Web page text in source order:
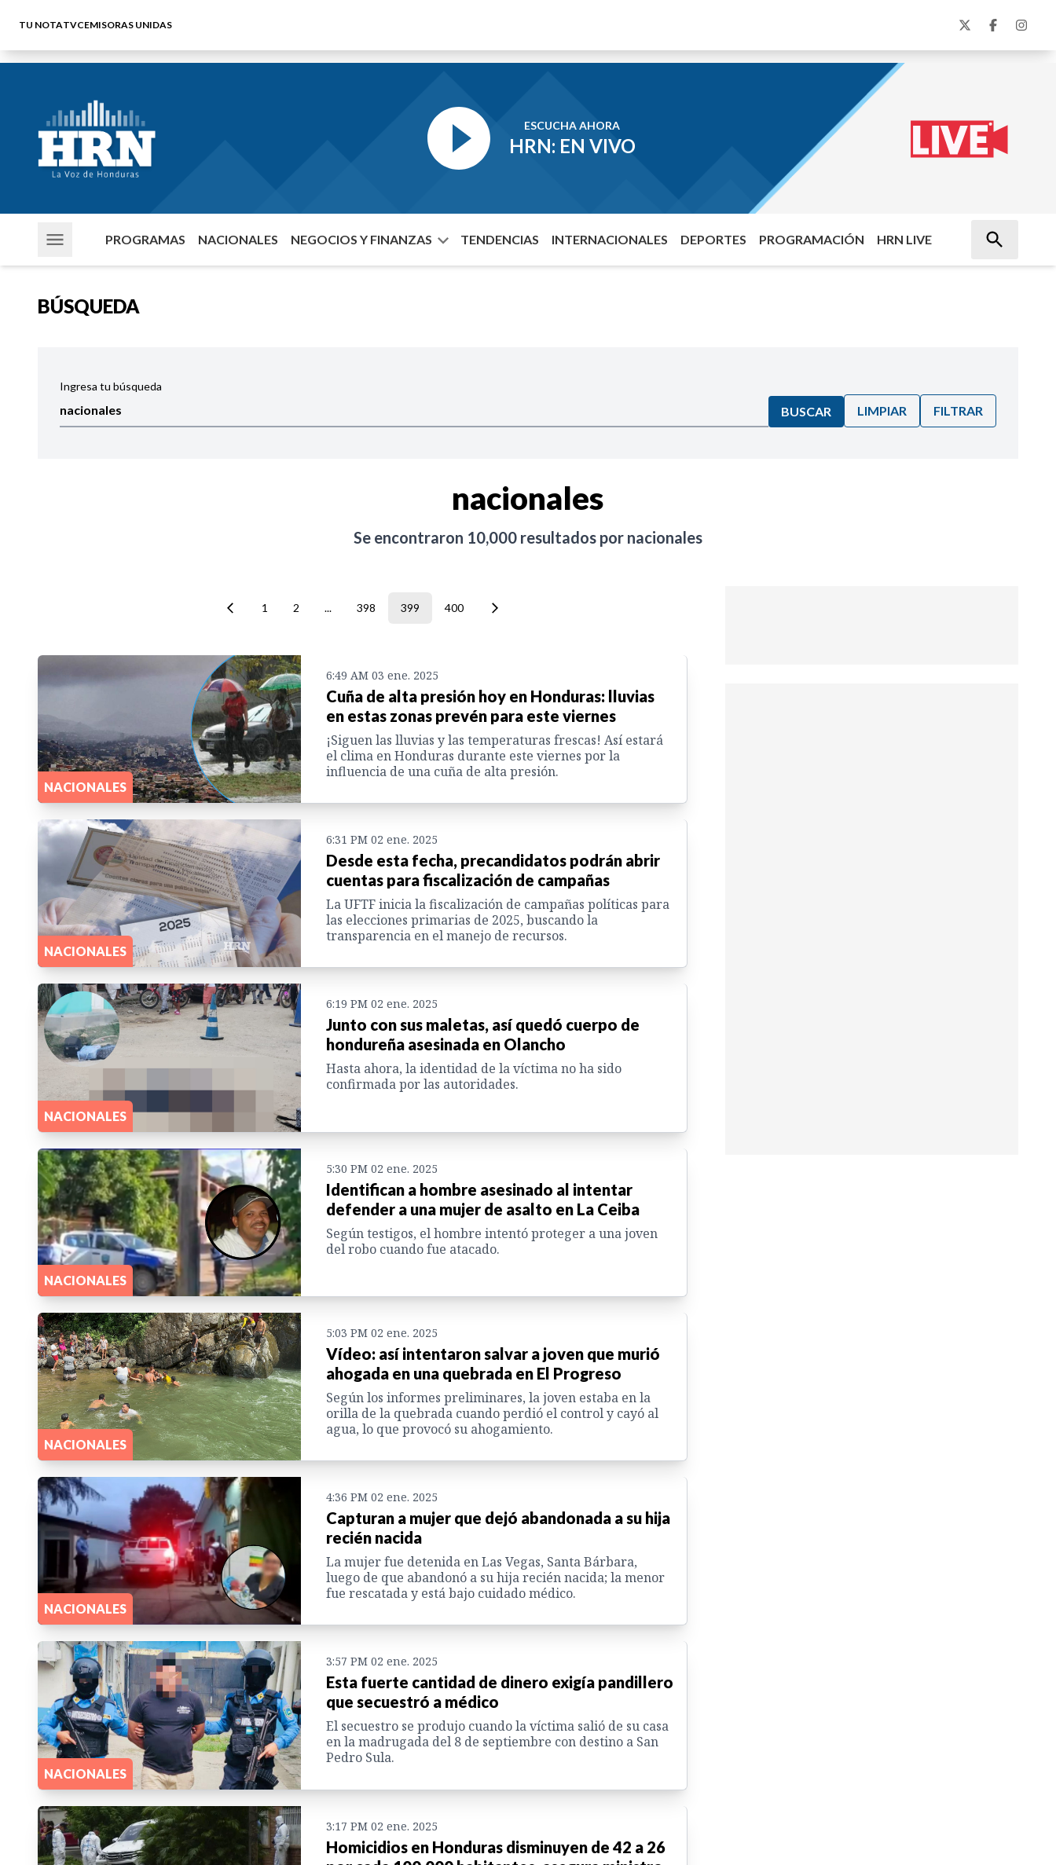
TU NOTATVCEMISORAS UNIDAS
ESCUCHA AHORA
HRN: EN VIVO
PROGRAMAS NACIONALES NEGOCIOS Y FINANZAS TENDENCIAS INTERNACIONALES DEPORTES PROGRAMACIÓN HRN LIVE
BÚSQUEDA
Ingresa tu búsqueda
BUSCAR LIMPIAR FILTRAR
nacionales
Se encontraron 10,000resultados por nacionales
1 2 ... 398 399 400
NACIONALES
6:49 AM 03 ene. 2025
Cuña de alta presión hoy en Honduras: lluvias
en estas zonas prevén para este viernes
¡Siguen las lluvias y las temperaturas frescas! Así estará
el clima en Honduras durante este viernes por la
influencia de una cuña de alta presión.
NACIONALES
6:31 PM 02 ene. 2025
Desde esta fecha, precandidatos podrán abrir
cuentas para fiscalización de campañas
La UFTF inicia la fiscalización de campañas políticas para
las elecciones primarias de 2025, buscando la
transparencia en el manejo de recursos.
NACIONALES
6:19 PM 02 ene. 2025
Junto con sus maletas, así quedó cuerpo de
hondureña asesinada en Olancho
Hasta ahora, la identidad de la víctima no ha sido
confirmada por las autoridades.
NACIONALES
5:30 PM 02 ene. 2025
Identifican a hombre asesinado al intentar
defender a una mujer de asalto en La Ceiba
Según testigos, el hombre intentó proteger a una joven
del robo cuando fue atacado.
NACIONALES
5:03 PM 02 ene. 2025
Vídeo: así intentaron salvar a joven que murió
ahogada en una quebrada en El Progreso
Según los informes preliminares, la joven estaba en la
orilla de la quebrada cuando perdió el control y cayó al
agua, lo que provocó su ahogamiento.
NACIONALES
4:36 PM 02 ene. 2025
Capturan a mujer que dejó abandonada a su hija
recién nacida
La mujer fue detenida en Las Vegas, Santa Bárbara,
luego de que abandonó a su hija recién nacida; la menor
fue rescatada y está bajo cuidado médico.
NACIONALES
3:57 PM 02 ene. 2025
Esta fuerte cantidad de dinero exigía pandillero
que secuestró a médico
El secuestro se produjo cuando la víctima salió de su casa
en la madrugada del 8 de septiembre con destino a San
Pedro Sula.
3:17 PM 02 ene. 2025
Homicidios en Honduras disminuyen de 42 a 26